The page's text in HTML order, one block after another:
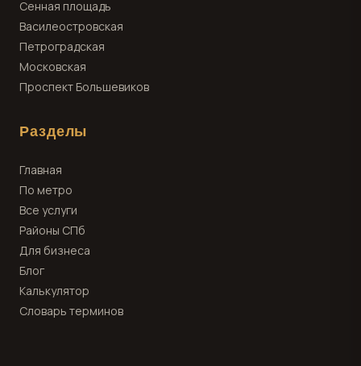
Сенная площадь
Василеостровская
Петроградская
Московская
Проспект Большевиков
Разделы
Главная
По метро
Все услуги
Районы СПб
Для бизнеса
Блог
Калькулятор
Словарь терминов